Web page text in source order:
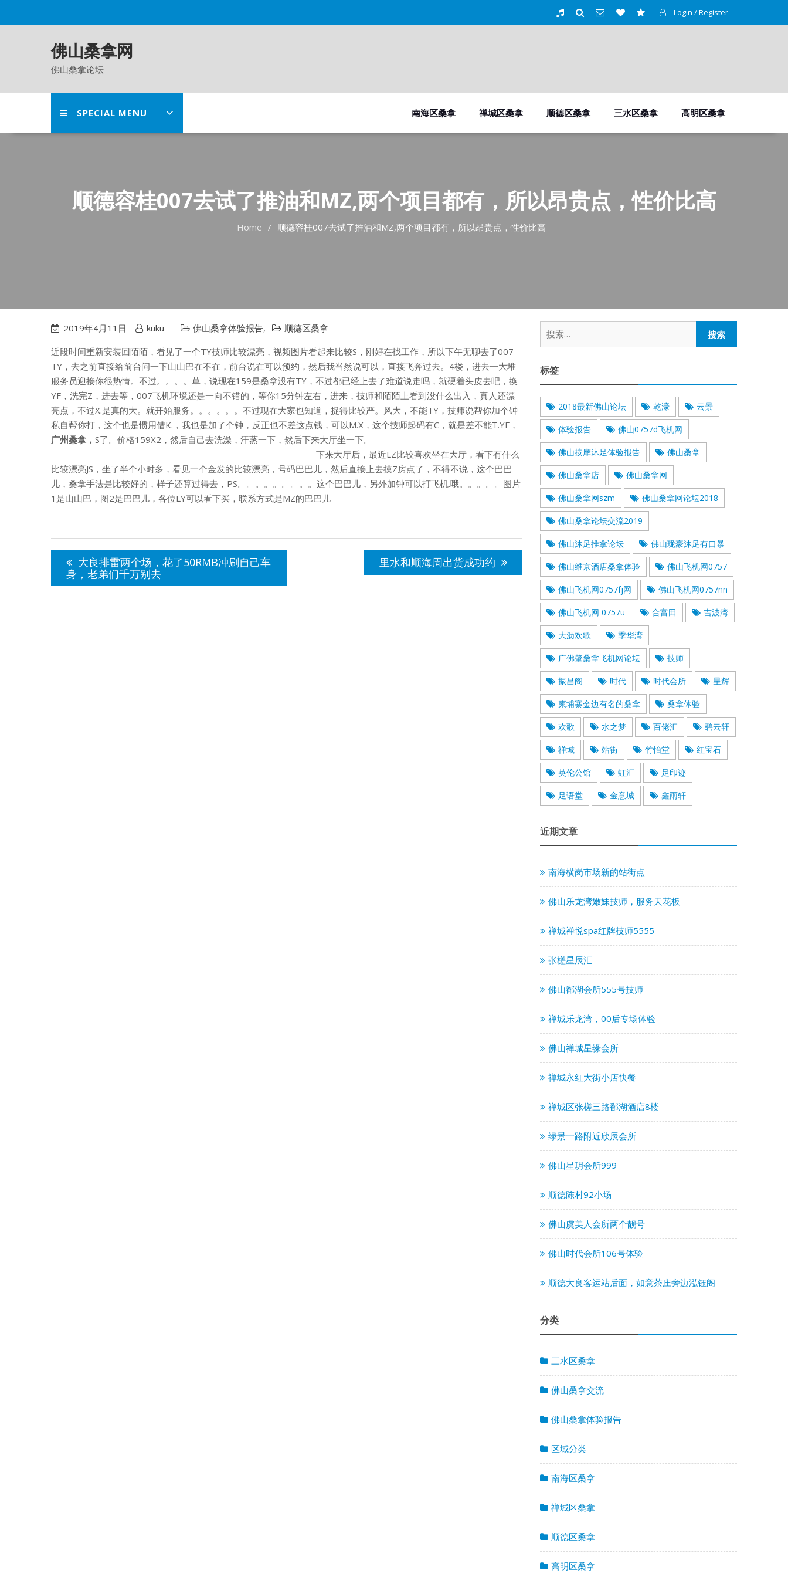
Login / Register
佛山桑拿网
佛山桑拿论坛
SPECIAL MENU 南海区桑拿 禅城区桑拿 顺德区桑拿 三水区桑拿 高明区桑拿
顺德容桂007去试了推油和MZ,两个项目都有，所以昂贵点，性价比高
Home 顺德容桂007去试了推油和MZ,两个项目都有，所以昂贵点，性价比高
2019年4月11日 kuku 佛山桑拿体验报告,
顺德区桑拿
近段时间重新安装回陌陌，看见了一个TY技师比较漂亮，视频图片看起来比较S，刚好在找工作，所以下午无聊去了007
TY，去之前直接给前台问一下山山巴在不在，前台说在可以预约，然后我当然说可以，直接飞奔过去。4楼，进去一大堆
服务员迎接你很热情。不过。。。。草，说现在159是桑拿没有TY，不过都已经上去了难道说走吗，就硬着头皮去吧，换
YF，洗完Z，进去等，007飞机环境还是一向不错的，等你15分钟左右，进来，技师和陌陌上看到没什么出入，真人还漂
亮点，不过X.是真的大。就开始服务。。。。。。不过现在大家也知道，捉得比较严。风大，不能TY，技师说帮你加个钟
私自帮你打，这个也是惯用借K.，我也是加了个钟，反正也不差这点钱，可以M.X，这个技师起码有C，就是差不能T.YF，
广州桑拿， S了。价格159X2，然后自己去洗澡，汗蒸一下，然后下来大厅坐一下。
下来大厅后，最近LZ比较喜欢坐在大厅，看下有什么
比较漂亮JS，坐了半个小时多，看见一个金发的比较漂亮，号码巴巴儿，然后直接上去摸Z房点了，不得不说，这个巴巴
儿，桑拿手法是比较好的，样子还算过得去，PS。。。。。。。。。这个巴巴儿，另外加钟可以打飞机.哦。。。。。图片
1是山山巴，图2是巴巴儿，各位LY可以看下买，联系方式是MZ的巴巴儿
文
航
大良排雷两个场，花了50RMB冲刷自己车
身，老弟们千万别去
里水和顺海周出货成功约
标签
2018最新佛山论坛 乾濠 云景
体验报告 佛山0757d飞机网
佛山按摩沐足体验报告 佛山桑拿
佛山桑拿店 佛山桑拿网
佛山桑拿网szm 佛山桑拿网论坛2018
佛山桑拿论坛交流2019
佛山沐足推拿论坛 佛山珑豪沐足有口暴
佛山维京酒店桑拿体验 佛山飞机网0757
佛山飞机网0757fj网 佛山飞机网0757nn
佛山飞机网 0757u 合富田 吉波湾
大沥欢歌 季华湾
广佛肇桑拿飞机网论坛 技师
振昌阁 时代 时代会所 星辉
柬埔寨金边有名的桑拿 桑拿体验
欢歌 水之梦 百佬汇 碧云轩
禅城 站街 竹怡堂 红宝石
英伦公馆 虹汇 足印迹
足语堂 金意城 鑫雨轩
近期文章
南海横岗市场新的站街点
佛山乐龙湾嫩妹技师，服务天花板
禅城禅悦spa红牌技师5555
张槎星辰汇
佛山鄱湖会所555号技师
禅城乐龙湾，00后专场体验
佛山禅城星缘会所
禅城永红大街小店快餐
禅城区张槎三路鄱湖酒店8楼
绿景一路附近欣辰会所
佛山星玥会所999
顺德陈村92小场
佛山虞美人会所两个靓号
佛山时代会所106号体验
顺德大良客运站后面，如意茶庄旁边泓钰阁
分类
三水区桑拿
佛山桑拿交流
佛山桑拿体验报告
区域分类
南海区桑拿
禅城区桑拿
顺德区桑拿
高明区桑拿